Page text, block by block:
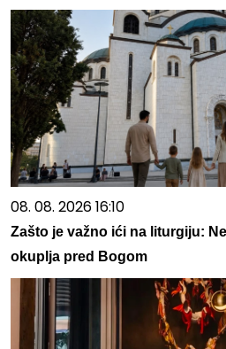
08. 08. 2026 16:10
Zašto je važno ići na liturgiju:
okuplja pred Bogom